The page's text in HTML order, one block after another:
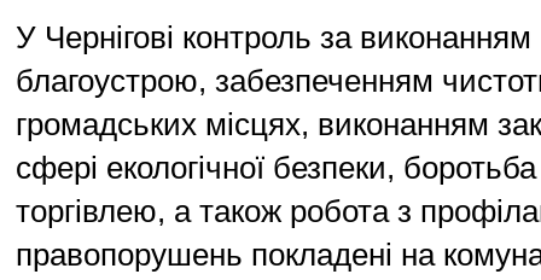
У Чернігові контроль за
благоустрою, забезпеченням
громадських місцях, виконанням
сфері екологічної безпеки, боротьба
торгівлею, а також робота з
правопорушень покладені на